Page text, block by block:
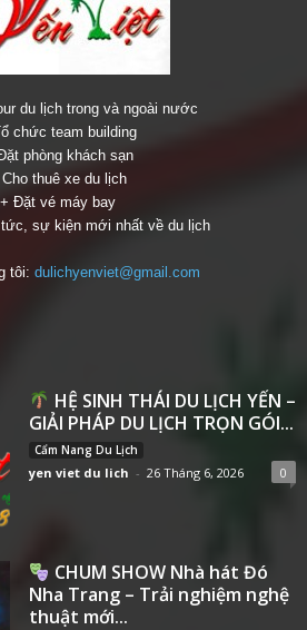
du lịch trong và ngoài nước
chức team building
phòng khách sạn
thuê xe du lịch
+ Đặt vé máy bay
sự kiện mới nhất về du lịch
tôi: dulichyenviet@gmail.com
HỆ SINH THÁI DU LỊCH YẾN –
GIẢI PHÁP DU LỊCH TRỌN GÓI...
Cẩm Nang Du Lịch
yen viet du lich - 26 Tháng 6, 2026 0
CHUM SHOW Nhà hát Đó
Nha Trang – Trải nghiệm nghệ
thuật mới...